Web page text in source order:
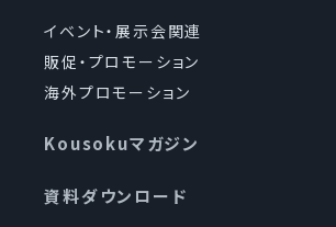
イベント・展示会関連
販促・プロモーション
海外プロモーション
Kousokuマガジン
資料ダウンロード